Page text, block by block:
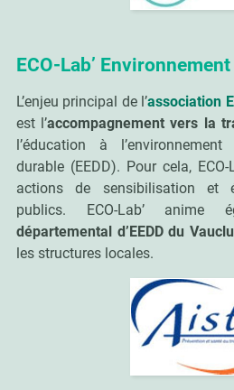
ECO-Lab’ Environnement
L’enjeu principal de l’association
est l’accompagnement vers la
l’éducation à
durable (EEDD). Pour cela,
actions de sensibilisation et
publics. ECO-Lab’ anime
départemental d’EEDD du
les structures locales.